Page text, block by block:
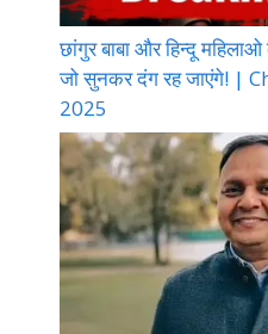
छांगुर बाबा और हिन्दू
जो सुनकर दंग रह जाएंगे! |
2025